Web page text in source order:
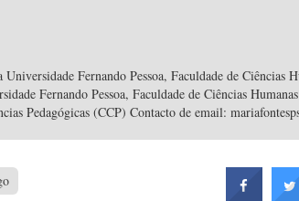
Fernando Pessoa, Faculdade de Ciências
Fernando Pessoa, Faculdade de Ciências
Pedagógicas (CCP) Contacto de email: